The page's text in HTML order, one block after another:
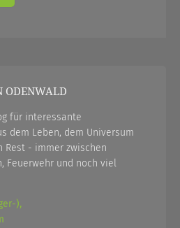
ODENWALD
für interessante
dem Leben, dem Universum
Rest - immer zwischen
Feuerwehr und noch viel
),